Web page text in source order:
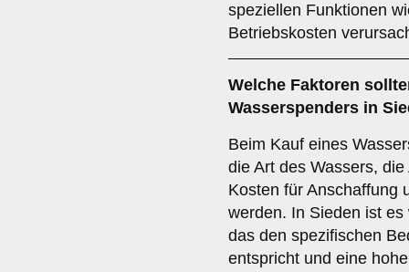
speziellen Funktionen
Betriebskosten
Welche Faktoren
Wasserspenders in
Beim Kauf eines
die Art des Wassers,
Kosten für Anschaffung
werden. In Sieden ist
das den spezifischen
entspricht und eine